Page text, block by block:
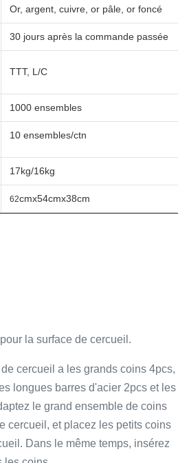
Or, argent, cuivre, or pâle, or foncé
30 jours après la commande passée
TTT, L/C
1000 ensembles
10 ensembles/ctn
17kg/16kg
62cmx54cmx38cm
la surface de cercueil.
cercueil a les grands coins 4pcs,
longues barres d'acier 2pcs et les
le grand ensemble de coins
cercueil, et placez les petits coins
Dans le même temps, insérez